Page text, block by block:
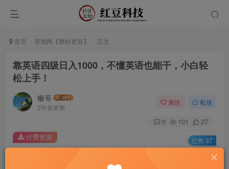
首页 冒泡网【整站更新】 正文
靠英语四级日入1000，不懂英语也能干，小白轻
松上手！
猴哥
2年前更新
关注 私信
0 101 27
此内容为付费资源，请付费后查看
付费资源 已售 37